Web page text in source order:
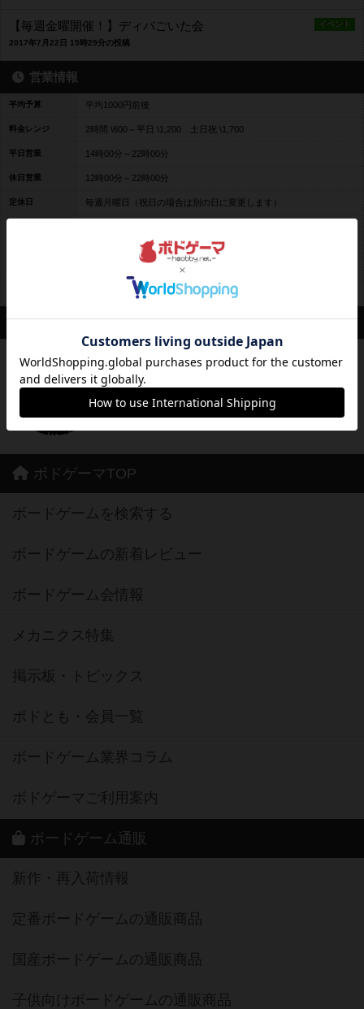
イベント
【毎週金曜開催！】ディバごいた会
2017年7月22日 15時29分の投稿
営業情報
平均予算 平均1000円前後
料金レンジ 2時間 \600～平日 \1,200 土日祝 \1,700
平日営業 14時00分～22時00分
休日営業 12時00分～22時00分
定休日 毎週月曜日（祝日の場合は別の日に変更します）
土日祝は特にお客様が多いので、グループ様でのご来店の際にはご
予約をオススメいたします。
最新情報はツイッターでお伝えさせて頂いております。
スタッフ
ディスカバリーゲームズ
お店用
コメントが登録されていません。
ボドゲーマTOP
ボードゲームを検索する
ボードゲームの新着レビュー
ボードゲーム会情報
メカニクス特集
掲示板・トピックス
ボドとも・会員一覧
ボードゲーム業界コラム
ボドゲーマご利用案内
ボードゲーム通販
新作・再入荷情報
定番ボードゲームの通販商品
国産ボードゲームの通販商品
子供向けボードゲームの通販商品